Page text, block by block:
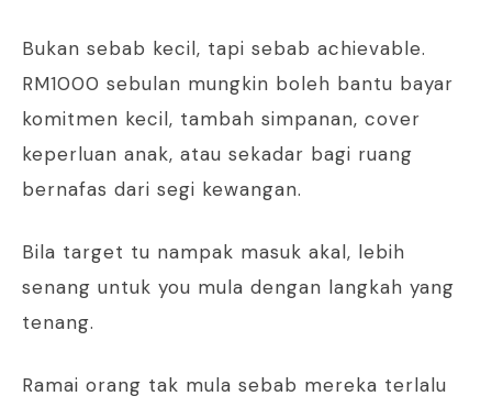
Bukan sebab kecil, tapi sebab achievable.
RM1000 sebulan mungkin boleh bantu bayar
komitmen kecil, tambah simpanan, cover
keperluan anak, atau sekadar bagi ruang
bernafas dari segi kewangan.
Bila target tu nampak masuk akal, lebih
senang untuk you mula dengan langkah yang
tenang.
Ramai orang tak mula sebab mereka terlalu